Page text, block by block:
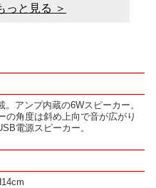
っと見る ＞
アンプ内蔵の6Wスピーカー。
の角度は斜め上向で音が広がり
電源スピーカー。